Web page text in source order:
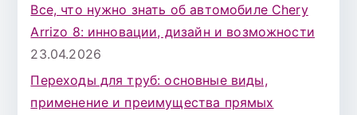
Все, что нужно знать об автомобиле Chery
Arrizo 8: инновации, дизайн и возможности
23.04.2026
Переходы для труб: основные виды,
применение и преимущества прямых